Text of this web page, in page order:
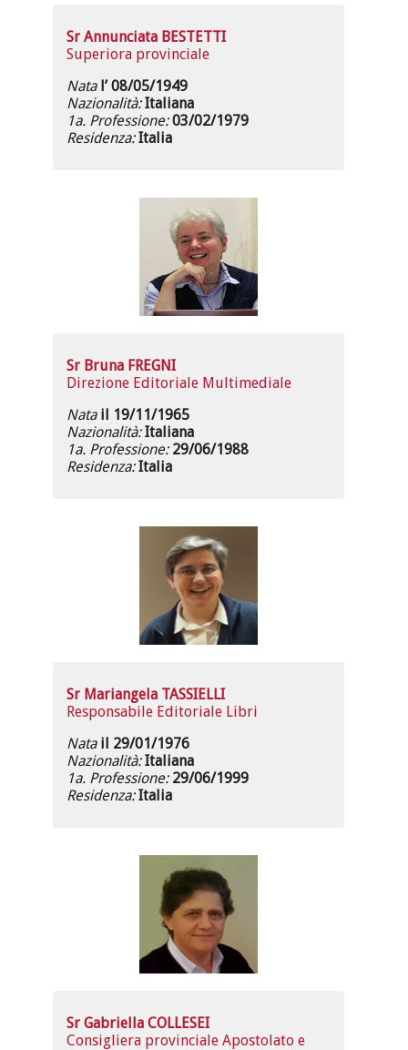
Sr Annunciata BESTETTI
Superiora provinciale
Nata l’ 08/05/1949
Nazionalità:Italiana
1a. Professione:03/02/1979
Residenza:Italia
Sr Bruna FREGNI
Direzione Editoriale Multimediale
Nata il 19/11/1965
Nazionalità:Italiana
1a. Professione: 29/06/1988
Residenza:Italia
Sr Mariangela TASSIELLI
Responsabile Editoriale Libri
Nata il 29/01/1976
Nazionalità:Italiana
1a. Professione: 29/06/1999
Residenza:Italia
Sr Gabriella COLLESEI
Consigliera provinciale Apostolato e